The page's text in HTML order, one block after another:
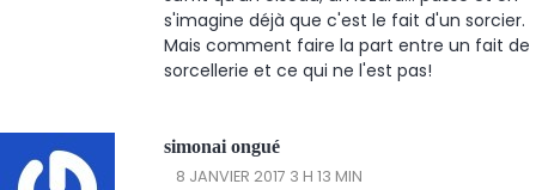
s'imagine déjà que c'est le fait d'un sorcier.
Mais comment faire la part entre un fait de
sorcellerie et ce qui ne l'est pas!
simonai ongué
8 JANVIER 2017 3 H 13 MIN